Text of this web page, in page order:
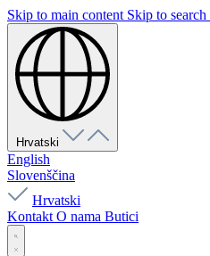
Skip to main content Skip to search
Hrvatski
English
Slovenščina
Hrvatski
Kontakt O nama Butici